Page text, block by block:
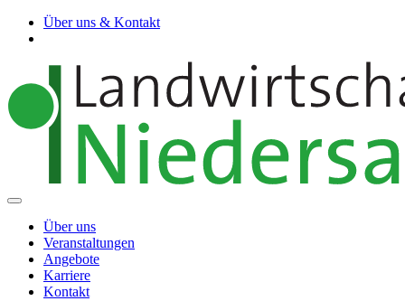
Über uns & Kontakt
Über uns
Veranstaltungen
Angebote
Karriere
Kontakt